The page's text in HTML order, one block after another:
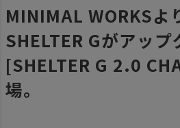
MINIMAL WORKSよ
SHELTER Gがアップ
[SHELTER G 2.0
場。